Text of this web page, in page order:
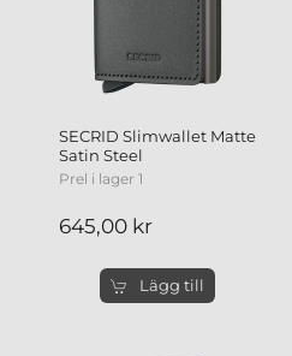
SECRID Slimwallet Matte
Satin Steel
Prel i lager 1
645,00 kr
Lägg till